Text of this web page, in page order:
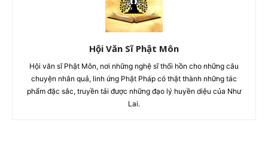
Hội Văn Sĩ Phật Môn
Hội văn sĩ Phật Môn, nơi những nghệ sĩ thổi hồn cho những câu
chuyện nhân quả, linh ứng Phật Pháp có thật thành những tác
phẩm đặc sắc, truyền tải được những đạo lý huyền diệu của Như
Lai.